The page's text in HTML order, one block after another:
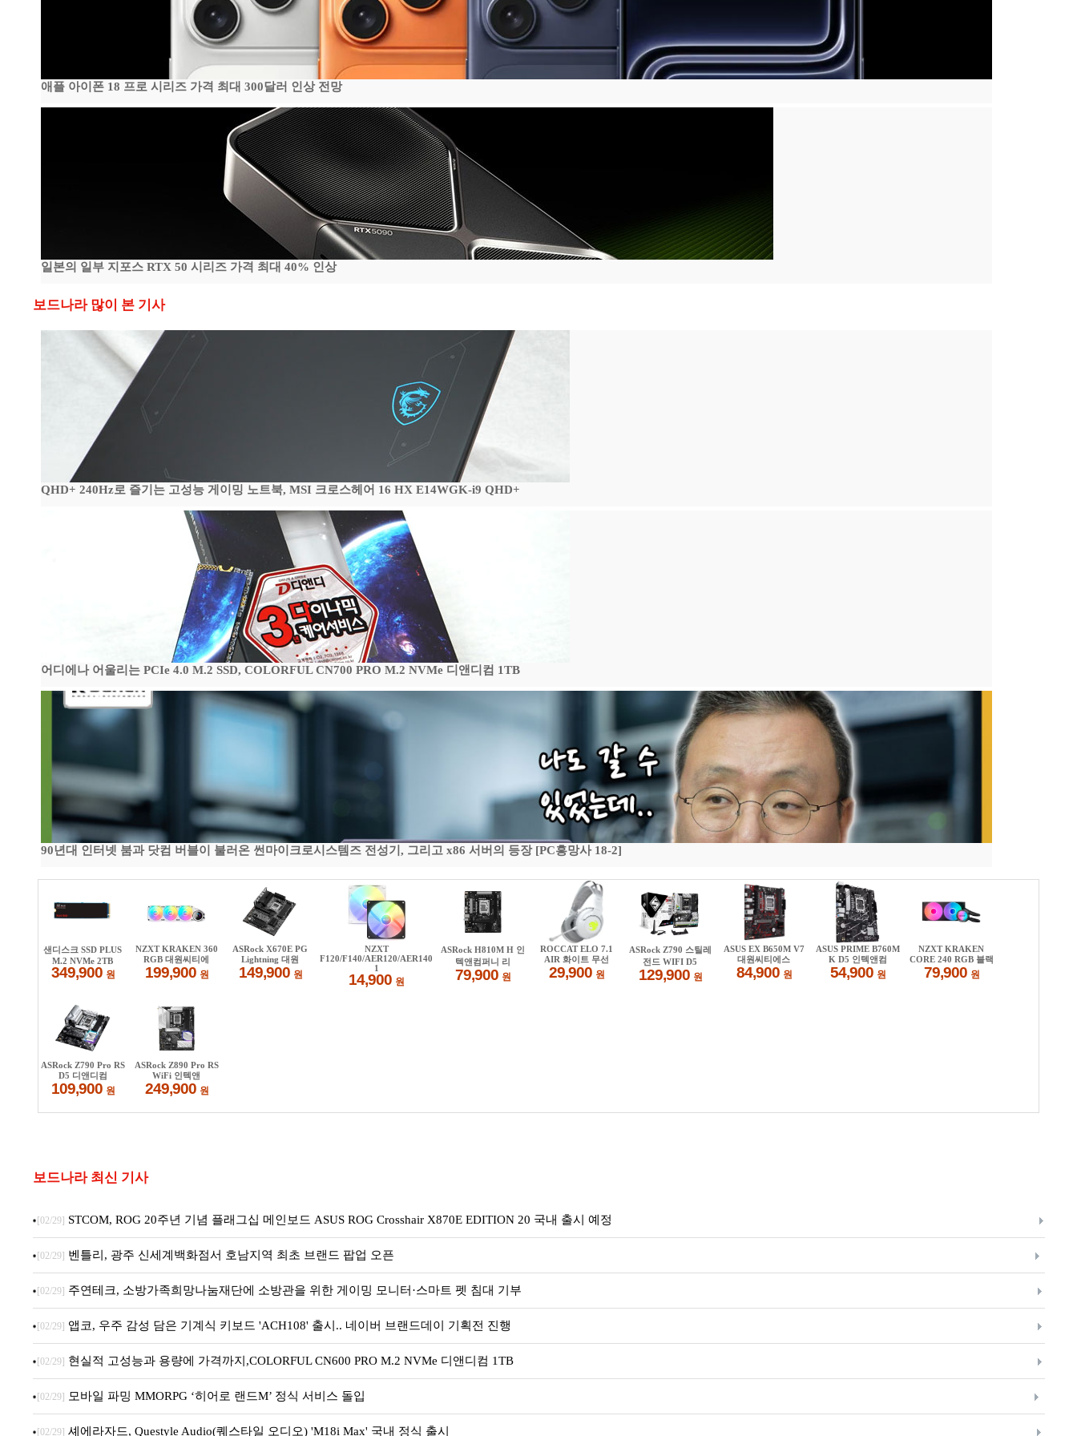
애플 아이폰 18 프로 시리즈 가격 최대 300달러 인상 전망
일본의 일부 지포스 RTX 50 시리즈 가격 최대 40% 인상
보드나라 많이 본 기사
QHD+ 240Hz로 즐기는 고성능 게이밍 노트북, MSI 크로스헤어 16 HX E14WGK-i9 QHD+
어디에나 어울리는 PCIe 4.0 M.2 SSD, COLORFUL CN700 PRO M.2 NVMe 디앤디컴 1TB
90년대 인터넷 붐과 닷컴 버블이 불러온 썬마이크로시스템즈 전성기, 그리고 x86 서버의 등장 [PC흥망사 18-2]
보드나라 최신 기사
[02/29] STCOM, ROG 20주년 기념 플래그십 메인보드 ASUS ROG Crosshair X870E EDITION 20 국내 출시 예정
[02/29] 벤틀리, 광주 신세계백화점서 호남지역 최초 브랜드 팝업 오픈
[02/29] 주연테크, 소방가족희망나눔재단에 소방관을 위한 게이밍 모니터·스마트 펫 침대 기부
[02/29] 앱코, 우주 감성 담은 기계식 키보드 'ACH108' 출시.. 네이버 브랜드데이 기획전 진행
[02/29] 현실적 고성능과 용량에 가격까지,COLORFUL CN600 PRO M.2 NVMe 디앤디컴 1TB
[02/29] 모바일 파밍 MMORPG ‘히어로 랜드M’ 정식 서비스 돌입
[02/29] 셰에라자드, Questyle Audio(퀘스타일 오디오) 'M18i Max' 국내 정식 출시